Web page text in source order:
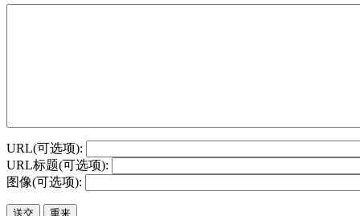
URL(可选项):
URL标题(可选项):
图像(可选项):